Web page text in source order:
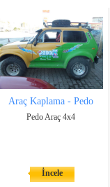
Araç Kaplama - Pedo
Pedo Araç 4x4
İncele